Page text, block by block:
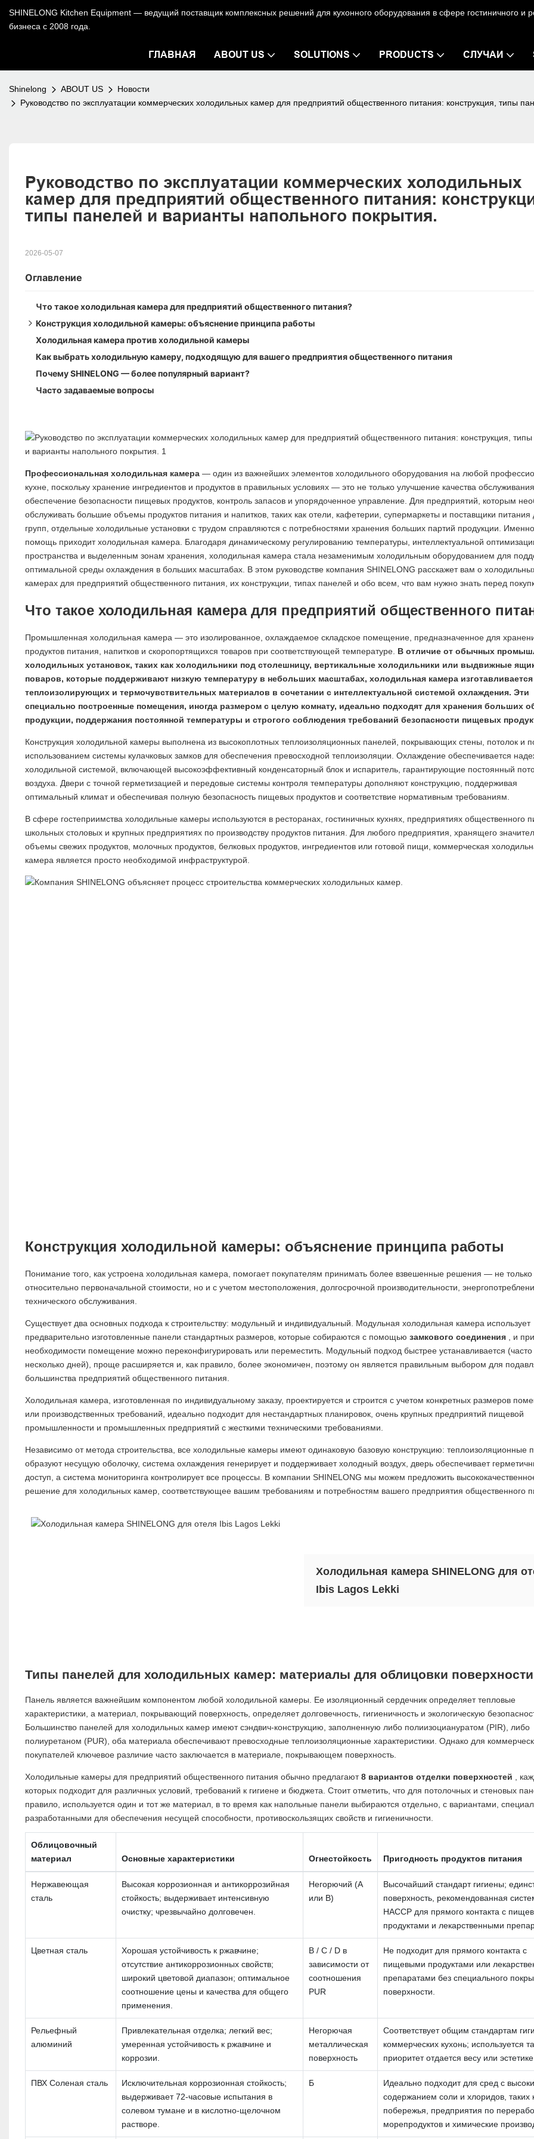
SHINELONG Kitchen Equipment — ведущий поставщик комплексных решений для кухонного оборудования в сфере гостиничного и
бизнеса с 2008 года.
ГЛАВНАЯ ABOUT US SOLUTIONS PRODUCTS СЛУЧАИ
Shinelong ABOUT US
Новости
Руководство по эксплуатации коммерческих холодильных камер для предприятий общественного питания: конструкция, типы
Руководство по эксплуатации коммерческих холодильных
камер для предприятий общественного питания:
типы панелей и варианты напольного покрытия.
2026-05-07
Оглавление
Что такое холодильная камера для предприятий общественного питания?
Конструкция холодильной камеры: объяснение принципа работы
Типы панелей для холодильных камер: материалы для облицовки поверхности.
Типы дверей для холодильных камер: распашные, раздвижные и с ленточным завесом.
Решения для напольного покрытия холодильных камер
Холодильная камера против холодильной камеры
Как выбрать холодильную камеру, подходящую для вашего предприятия общественного питания
Почему SHINELONG — более популярный вариант?
Часто задаваемые вопросы
Профессиональная холодильная камера— один из важнейших элементов холодильного оборудования на любой
кухне, поскольку хранение ингредиентов и продуктов в правильных условиях — это не только улучшение качества
обеспечение безопасности пищевых продуктов, контроль запасов и упорядоченное управление. Для предприятий, которым
обслуживать большие объемы продуктов питания и напитков, таких как отели, кафетерии, супермаркеты и поставщики питания
групп, отдельные холодильные установки с трудом справляются с потребностями хранения больших партий продукции.
помощь приходит холодильная камера. Благодаря динамическому регулированию температуры, интеллектуальной
пространства и выделенным зонам хранения, холодильная камера стала незаменимым холодильным оборудованием для
оптимальной среды охлаждения в больших масштабах. В этом руководстве компания SHINELONG расскажет вам о
камерах для предприятий общественного питания, их конструкции, типах панелей и обо всем, что вам нужно знать перед
Что такое холодильная камера для предприятий общественного
Промышленная холодильная камера — это изолированное, охлаждаемое складское помещение, предназначенное для
продуктов питания, напитков и скоропортящихся товаров при соответствующей температуре. В отличие от обычных
холодильных установок, таких как холодильники под столешницу, вертикальные холодильники или выдвижные
поваров, которые поддерживают низкую температуру в небольших масштабах, холодильная камера изготавливается
теплоизолирующих и термочувствительных материалов в сочетании с интеллектуальной системой охлаждения. Эти
специально построенные помещения, иногда размером с целую комнату, идеально подходят для хранения больших
продукции, поддержания постоянной температуры и строгого соблюдения требований безопасности пищевых
Конструкция холодильной камеры выполнена из высокоплотных теплоизоляционных панелей, покрывающих стены, потолок и
использованием системы кулачковых замков для обеспечения превосходной теплоизоляции. Охлаждение обеспечивается
холодильной системой, включающей высокоэффективный конденсаторный блок и испаритель, гарантирующие постоянный
воздуха. Двери с точной герметизацией и передовые системы контроля температуры дополняют конструкцию, поддерживая
оптимальный климат и обеспечивая полную безопасность пищевых продуктов и соответствие нормативным требованиям.
В сфере гостеприимства холодильные камеры используются в ресторанах, гостиничных кухнях, предприятиях общественного
школьных столовых и крупных предприятиях по производству продуктов питания. Для любого предприятия, хранящего
объемы свежих продуктов, молочных продуктов, белковых продуктов, ингредиентов или готовой пищи, коммерческая
камера является просто необходимой инфраструктурой.
Конструкция холодильной камеры: объяснение принципа работы
Понимание того, как устроена холодильная камера, помогает покупателям принимать более взвешенные решения — не только
относительно первоначальной стоимости, но и с учетом местоположения, долгосрочной производительности,
технического обслуживания.
Существует два основных подхода к строительству: модульный и индивидуальный. Модульная холодильная камера использует
предварительно изготовленные панели стандартных размеров, которые собираются с помощью замкового соединения, и при
необходимости помещение можно переконфигурировать или переместить. Модульный подход быстрее устанавливается (часто
несколько дней), проще расширяется и, как правило, более экономичен, поэтому он является правильным выбором для
большинства предприятий общественного питания.
Холодильная камера, изготовленная по индивидуальному заказу, проектируется и строится с учетом конкретных размеров
или производственных требований, идеально подходит для нестандартных планировок, очень крупных предприятий пищевой
промышленности и промышленных предприятий с жесткими техническими требованиями.
Независимо от метода строительства, все холодильные камеры имеют одинаковую базовую конструкцию: теплоизоляционные
образуют несущую оболочку, система охлаждения генерирует и поддерживает холодный воздух, дверь обеспечивает
доступ, а система мониторинга контролирует все процессы. В компании SHINELONG мы можем предложить
решение для холодильных камер, соответствующее вашим требованиям и потребностям вашего предприятия общественного
Холодильная камера SHINELONG для
Ibis Lagos Lekki
Типы панелей для холодильных камер: материалы для облицовки
Панель является важнейшим компонентом любой холодильной камеры. Ее изоляционный сердечник определяет тепловые
характеристики, а материал, покрывающий поверхность, определяет долговечность, гигиеничность и экологическую
Большинство панелей для холодильных камер имеют сэндвич-конструкцию, заполненную либо полиизоциануратом (PIR), либо
полиуретаном (PUR), оба материала обеспечивают превосходные теплоизоляционные характеристики. Однако для
покупателей ключевое различие часто заключается в материале, покрывающем поверхность.
Холодильные камеры для предприятий общественного питания обычно предлагают8 вариантов отделки поверхностей ,
которых подходит для различных условий, требований к гигиене и бюджета. Стоит отметить, что для потолочных и стеновых
правило, используется один и тот же материал, в то время как напольные панели выбираются отдельно, с вариантами,
разработанными для обеспечения несущей способности, противоскользящих свойств и гигиеничности.
Облицовочный
материал
Основные характеристики Огнестойкость Пригодность продуктов питания
Нержавеющая
сталь
Высокая коррозионная и антикоррозийная
стойкость; выдерживает интенсивную
очистку; чрезвычайно долговечен.
Негорючий (А
или В)
Высочайший стандарт гигиены;
поверхность, рекомендованная
HACCP для прямого контакта с
продуктами и лекарственными
Цветная сталь
Хорошая устойчивость к ржавчине;
отсутствие антикоррозионных свойств;
широкий цветовой диапазон; оптимальное
соотношение цены и качества для общего
применения.
B / C / D в
зависимости от
соотношения
PUR
Не подходит для прямого контакта с
пищевыми продуктами или
препаратами без специального
поверхности.
Рельефный
алюминий
Привлекательная отделка; легкий вес;
умеренная устойчивость к ржавчине и
коррозии.
Негорючая
металлическая
поверхность
Соответствует общим стандартам
коммерческих кухонь; используется
приоритет отдается весу или эстетике.
ПВХ Соленая сталь
Исключительная коррозионная стойкость;
выдерживает 72-часовые испытания в
солевом тумане и в кислотно-щелочном
растворе.
Б
Идеально подходит для сред с
содержанием соли и хлоридов, таких
побережья, предприятия по
морепродуктов и химические